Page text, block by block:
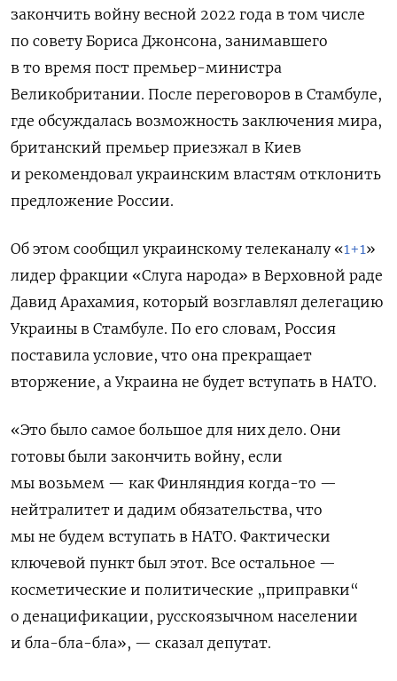
закончить войну весной 2022 года в том числе
по совету Бориса Джонсона, занимавшего
в то время пост премьер-министра
Великобритании. После переговоров в Стамбуле,
где обсуждалась возможность заключения мира,
британский премьер приезжал в Киев
и рекомендовал украинским властям отклонить
предложение России.
Об этом сообщил украинскому телеканалу «1+1»
лидер фракции «Слуга народа» в Верховной раде
Давид Арахамия, который возглавлял делегацию
Украины в Стамбуле. По его словам, Россия
поставила условие, что она прекращает
вторжение, а Украина не будет вступать в НАТО.
«Это было самое большое для них дело. Они
готовы были закончить войну, если
мы возьмем — как Финляндия когда-то —
нейтралитет и дадим обязательства, что
мы не будем вступать в НАТО. Фактически
ключевой пункт был этот. Все остальное —
косметические и политические „приправки“
о денацификации, русскоязычном населении
и бла-бла-бла», — сказал депутат.